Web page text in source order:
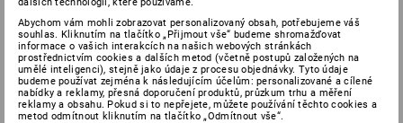
Abychom vám mohli zobrazovat personalizovaný obsah, potřebujeme váš
souhlas. Kliknutím na tlačítko „Přijmout vše“ budeme shromažďovat
informace o vašich interakcích na našich webových stránkách
prostřednictvím cookies a dalších metod (včetně postupů založených na
umělé inteligenci), stejně jako údaje z procesu objednávky. Tyto údaje
budeme používat zejména k následujícím účelům: personalizované a cílené
nabídky a reklamy, přesná doporučení produktů, průzkum trhu a měření
reklamy a obsahu. Pokud si to nepřejete, můžete používání těchto cookies a
metod odmítnout kliknutím na tlačítko „Odmítnout vše“.